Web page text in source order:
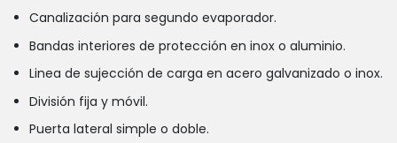
Canalización para segundo evaporador.
Bandas interiores de protección en inox o aluminio.
Linea de sujección de carga en acero galvanizado o inox.
División fija y móvil.
Puerta lateral simple o doble.